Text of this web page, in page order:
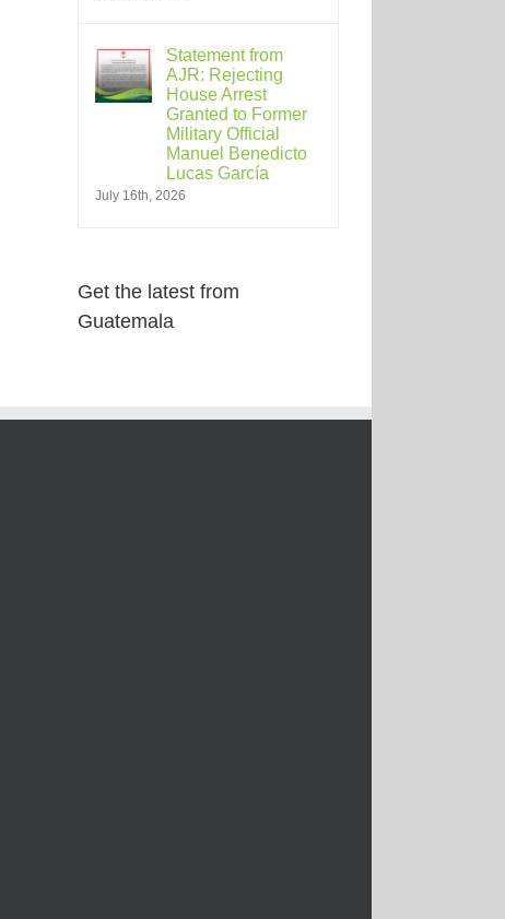
Statement from
AJR: Rejecting
House Arrest
Granted to Former
Military Official
Manuel Benedicto
Lucas García
July 16th, 2026
Get the latest from
Guatemala